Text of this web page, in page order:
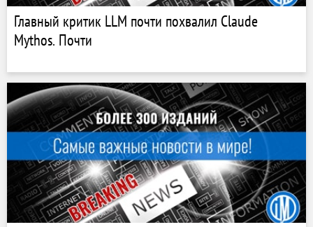
Главный критик LLM почти похвалил Claude
Mythos. Почти